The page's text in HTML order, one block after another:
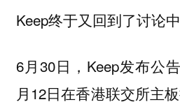
Keep终于又回到了讨论中
6月30日，Keep发布公
月12日在香港联交所主